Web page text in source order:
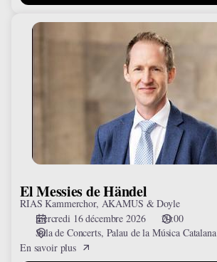
El Messies de Händel
RIAS Kammerchor, AKAMUS & Doyle
mercredi 16 décembre 2026
20:00
Sala de Concerts Palau de la Música Catalana
En savoir plus